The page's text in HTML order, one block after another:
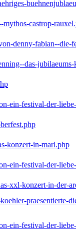
castrop-
denny-fabian--die-
das-
ein-festival-der-
konzert-in-marl.php
ein-festival-der-
xxl-konzert-in-der-
praesentierte-
ein-festival-der-